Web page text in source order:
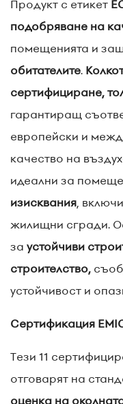
Продукт с етикет
подобряване на
помещенията и
обитателите.
сертифициране,
гарантиращ
европейски и
качество на
идеални за
изисквания,
жилищни сгради.
за устойчиви
строителство,
устойчивост и
Сертификация
Тези 11
отговарят на
оценка на